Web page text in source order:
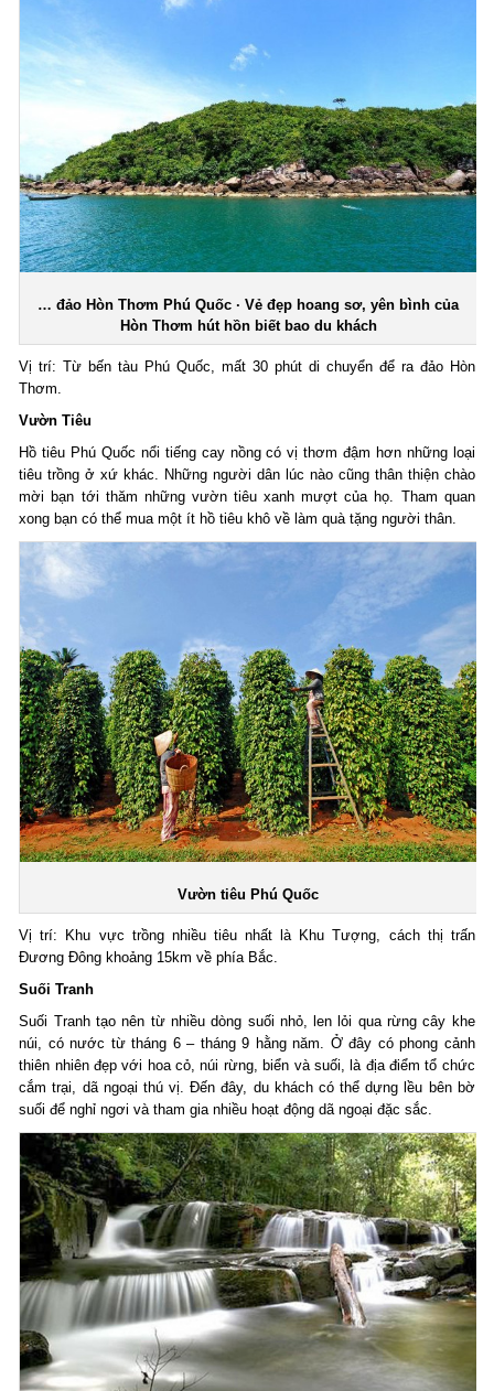
… đảo Hòn Thơm Phú Quốc · Vẻ đẹp hoang sơ, yên bình của
Hòn Thơm hút hồn biết bao du khách
Vị trí: Từ bến tàu Phú Quốc, mất 30 phút di chuyển để ra đảo Hòn
Thơm.
Vườn Tiêu
Hồ tiêu Phú Quốc nổi tiếng cay nồng có vị thơm đậm hơn những loại
tiêu trồng ở xứ khác. Những người dân lúc nào cũng thân thiện chào
mời bạn tới thăm những vườn tiêu xanh mượt của họ. Tham quan
xong bạn có thể mua một ít hồ tiêu khô về làm quà tặng người thân.
Vườn tiêu Phú Quốc
Vị trí: Khu vực trồng nhiều tiêu nhất là Khu Tượng, cách thị trấn
Đương Đông khoảng 15km về phía Bắc.
Suối Tranh
Suối Tranh tạo nên từ nhiều dòng suối nhỏ, len lỏi qua rừng cây khe
núi, có nước từ tháng 6 – tháng 9 hằng năm. Ở đây có phong cảnh
thiên nhiên đẹp với hoa cỏ, núi rừng, biển và suối, là địa điểm tổ chức
cắm trại, dã ngoại thú vị. Đến đây, du khách có thể dựng lều bên bờ
suối để nghỉ ngơi và tham gia nhiều hoạt động dã ngoại đặc sắc.